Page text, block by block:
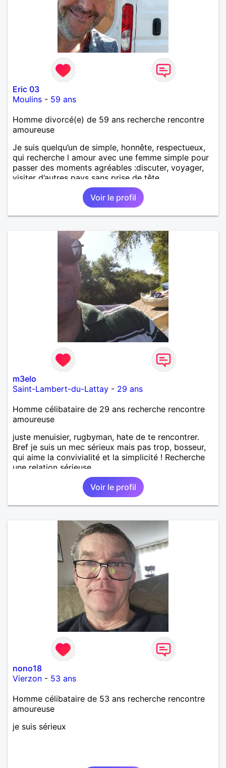
Eric 03
Moulins - 59 ans
Homme divorcé(e) de 59 ans recherche rencontre
amoureuse
Je suis quelqu’un de simple, honnête, respectueux,
qui recherche l amour avec une femme simple pour
passer des moments agréables :discuter, voyager,
visiter d’autres pays sans prise de tête.
Voir le profil
m3elo
Saint-Lambert-du-Lattay - 29 ans
Homme célibataire de 29 ans recherche rencontre
amoureuse
juste menuisier, rugbyman, hate de te rencontrer.
Bref je suis un mec sérieux mais pas trop, bosseur,
qui aime la convivialité et la simplicité ! Recherche
une relation sérieuse.
Voir le profil
nono18
Vierzon - 53 ans
Homme célibataire de 53 ans recherche rencontre
amoureuse
je suis sérieux